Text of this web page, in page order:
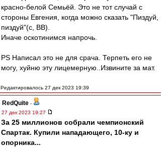
красно-белой Семьёй. Это не тот случай с
стороны Евгения, когда можно сказать "Пиздуй,
пиздуй"(с, ВВ).
Иначе оскотинимся напрочь.
PS Написал это не для срача. Терпеть его не
могу, хуйню эту лицемерную..Извините за мат.
Редактировалось 27 дек 2023 19:39
RedQuite -
27 дек 2023 19:27
За 25 миллионов собрали чемпионский
Спартак. Купили нападающего, 10-ку и
опорника...